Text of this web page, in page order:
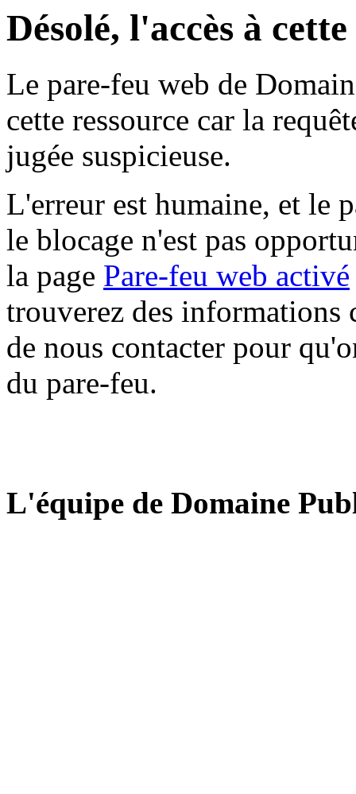
Désolé, l'accès à
Le pare-feu web de
cette ressource car la
jugée suspicieuse.
L'erreur est humaine, et le
le blocage n'est pas
la page Pare-feu web activé
trouverez des informations
de nous contacter pour
du pare-feu.
L'équipe de Domaine